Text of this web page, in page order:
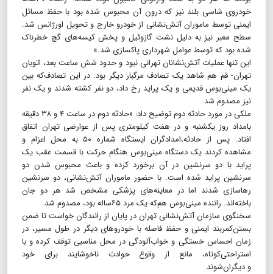
خودروی شاسی بلند نیز که درون آن محبوس شده بود با حفظ مسائل
ایمنی توسط ماموران آتش‌نشانی از خودرو خارج و تحویل اورژانس شد.
سطح معبر نیز به دلیل نشت گازوئیل و پخش کیسه‌های ‌گچ خطرناک
شده بود که توسط عوامل شهرداری پاکسازی شد.»
این تنها عملیات آتش‌نشانان تهرانی نبود و حدود شش ساعت بعد، اتوبان
تهران- قم هم شاهد یک تصادف مرگبار دیگر بود. در این تصادف‌که بین
یک مینی‌بوس قدیمی و یک پراید رخ داد، دو نفر کشته شدند و یک نفر
نیز مصدوم شد.
ملکی در مورد حادثه دوم توضیح داد: «حادثه دوم در ساعت ۴ و ۳۸ دقیقه
بامداد روز یکشنبه و در هفت کیلومتری پس از عوارضی تهران اتفاق
افتاد. پس از حادثه،امدادگران ایستگاه شماره ۵۰ به محل اعزام و
مشاهده کردند یک دستگاه مینی‌بوس هنگام حرکت با قسمت عقب یک
پراید با دو سرنشین در آن برخورد کرده و باعث محبوس شدن دو
سرنشین پراید شده است. با حضور ماموران آتش‌نشانی، دو سرنشین
رهاسازی شدند اما در معاینه‌های پزشکی مشخص شد هر دو جان
باخته‌اند. راننده مینی‌بوس هم‌که یک مرد ۶۵‌ساله بود، مصدوم شد.
سخنگوی سازمان آتش‌نشانی تهران در پایان از رانندگان خواست تا ضمن
بستن‌کمربند ایمنی و حفظ فاصله با خودروهای دیگر در طول مسیر، در
زمان احساس خستگی و خواب‌آلودگی در محل مناسبی توقف ‌کرده و با
استراحتی‌کوتاه، مانع از وقوع حوادث ناخوشایند برای خود
و دیگران‌شوند.